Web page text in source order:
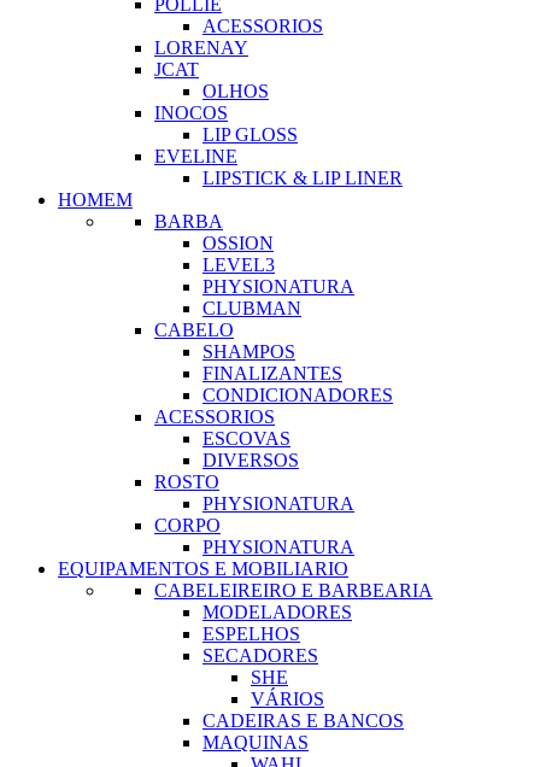
ACESSORIOS
LORENAY
JCAT
OLHOS
INOCOS
LIP GLOSS
EVELINE
LIPSTICK & LIP LINER
HOMEM
BARBA
OSSION
LEVEL3
PHYSIONATURA
CLUBMAN
CABELO
SHAMPOS
FINALIZANTES
CONDICIONADORES
ACESSORIOS
ESCOVAS
DIVERSOS
ROSTO
PHYSIONATURA
CORPO
PHYSIONATURA
EQUIPAMENTOS E MOBILIARIO
CABELEIREIRO E BARBEARIA
MODELADORES
ESPELHOS
SECADORES
SHE
VÁRIOS
CADEIRAS E BANCOS
MAQUINAS